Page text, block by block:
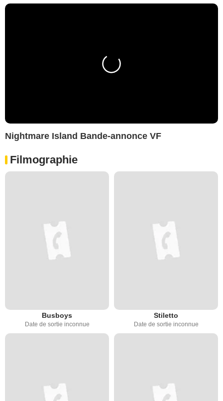
Nightmare Island Bande-annonce VF
Filmographie
Busboys
Date de sortie inconnue
Stiletto
Date de sortie inconnue